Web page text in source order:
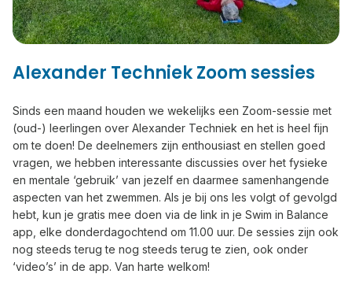
Alexander Techniek Zoom sessies
Sinds een maand houden we wekelijks een Zoom-sessie met
(oud-) leerlingen over Alexander Techniek en het is heel fijn
om te doen! De deelnemers zijn enthousiast en stellen goed
vragen, we hebben interessante discussies over het fysieke
en mentale ‘gebruik’ van jezelf en daarmee samenhangende
aspecten van het zwemmen. Als je bij ons les volgt of gevolgd
hebt, kun je gratis mee doen via de link in je Swim in Balance
app, elke donderdagochtend om 11.00 uur. De sessies zijn ook
nog steeds terug te nog steeds terug te zien, ook onder
‘video’s’ in de app. Van harte welkom!